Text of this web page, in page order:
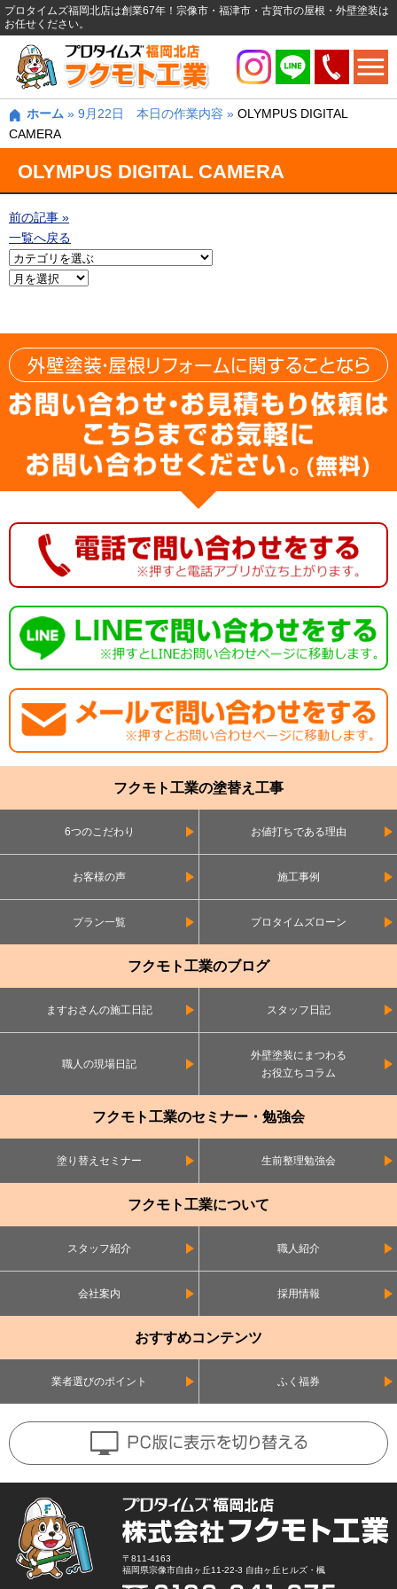
プロタイムズ福岡北店は創業67年！宗像市・福津市・古賀市の屋根・外壁塗装は
お任せください。
ホーム » 9月22日 本日の作業内容 » OLYMPUS DIGITAL
CAMERA
OLYMPUS DIGITAL CAMERA
前の記事 »
一覧へ戻る
フクモト工業の塗替え工事
6つのこだわり お値打ちである理由
お客様の声 施工事例
プラン一覧 プロタイムズローン
フクモト工業のブログ
ますおさんの施工日記 スタッフ日記
職人の現場日記
外壁塗装にまつわる
お役立ちコラム
フクモト工業のセミナー・勉強会
塗り替えセミナー 生前整理勉強会
フクモト工業について
スタッフ紹介 職人紹介
会社案内 採用情報
おすすめコンテンツ
業者選びのポイント ふく福券
〒811-4163
福岡県宗像市自由ヶ丘11-22-3 自由ヶ丘ヒルズ・楓